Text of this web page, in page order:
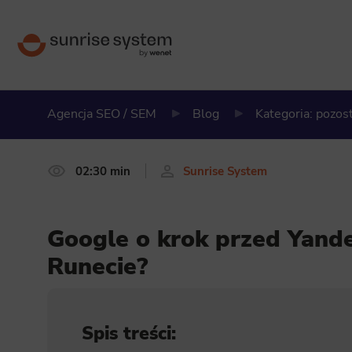
Agencja SEO / SEM Blog Kategoria:
02:30 min Sunrise System
Google o krok przed
Runecie?
Spis treści: